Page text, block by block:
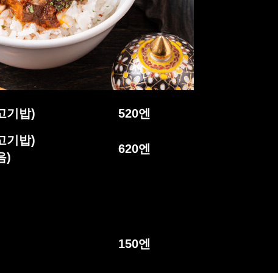
기밥) 520엔
기밥)
)
620엔
150엔